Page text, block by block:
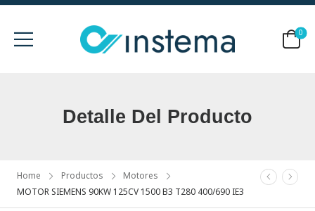
0
Detalle Del Producto
Home Productos
Motores
MOTOR SIEMENS 90KW 125CV 1500 B3 T280 400/690 IE3